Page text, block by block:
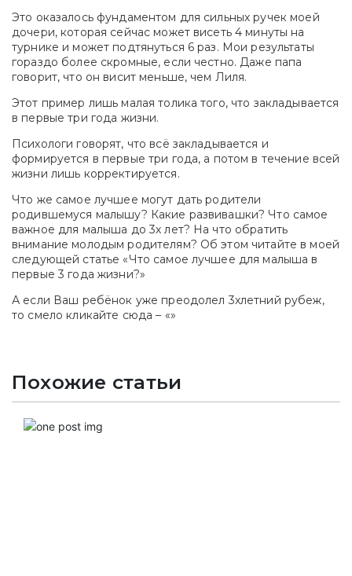
Это оказалось фундаментом для сильных ручек моей
дочери, которая сейчас может висеть 4 минуты на
турнике и может подтянуться 6 раз. Мои результаты
гораздо более скромные, если честно. Даже папа
говорит, что он висит меньше, чем Лиля.
Этот пример лишь малая толика того, что закладывается
в первые три года жизни.
Психологи говорят, что всё закладывается и
формируется в первые три года, а потом в течение всей
жизни лишь корректируется.
Что же самое лучшее могут дать родители
родившемуся малышу? Какие развивашки? Что самое
важное для малыша до 3х лет? На что обратить
внимание молодым родителям? Об этом читайте в моей
следующей статье «Что самое лучшее для малыша в
первые 3 года жизни?»
А если Ваш ребёнок уже преодолел 3хлетний рубеж,
то смело кликайте сюда – «»
Похожие статьи